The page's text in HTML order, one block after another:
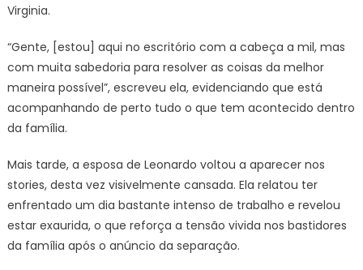
Virginia.
“Gente, [estou] aqui no escritório com a cabeça a mil, mas
com muita sabedoria para resolver as coisas da melhor
maneira possível”, escreveu ela, evidenciando que está
acompanhando de perto tudo o que tem acontecido dentro
da família.
Mais tarde, a esposa de Leonardo voltou a aparecer nos
stories, desta vez visivelmente cansada. Ela relatou ter
enfrentado um dia bastante intenso de trabalho e revelou
estar exaurida, o que reforça a tensão vivida nos bastidores
da família após o anúncio da separação.